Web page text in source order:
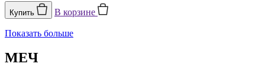
Купить В корзине
Показать больше
МЕЧ